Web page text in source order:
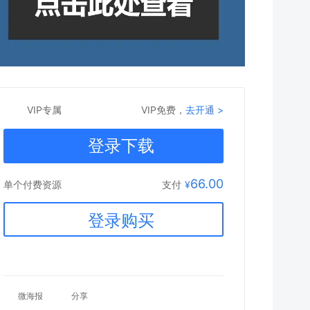
VIP专属 VIP免费，去开通 >
登录下载
单个付费资源 支付 ¥66.00
登录购买
微海报 分享